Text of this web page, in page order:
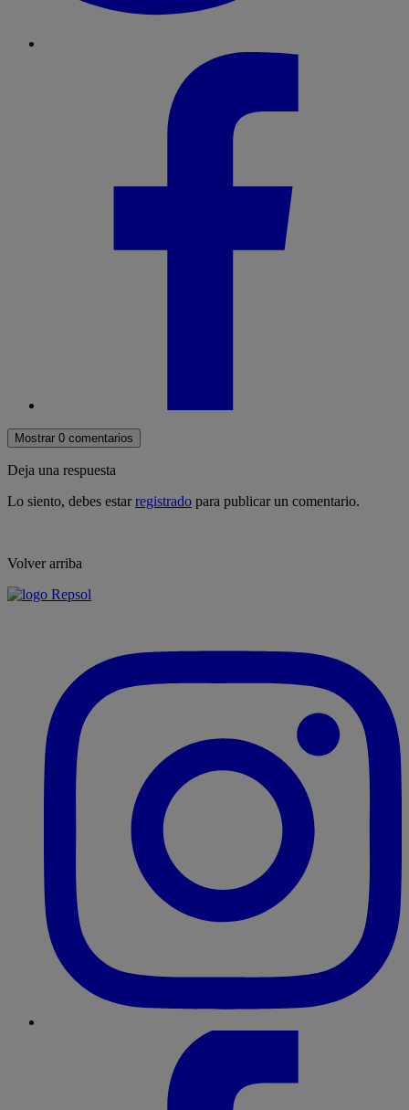
Mostrar 0 comentarios
Deja una respuesta
Lo siento, debes estarregistrado para publicar un comentario.
Volver arriba